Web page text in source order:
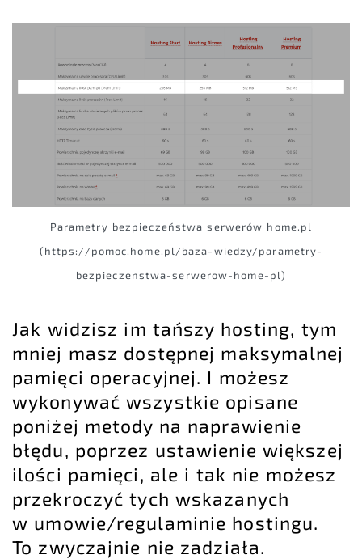
Parametry bezpieczeństwa serwerów home.pl
(https://pomoc.home.pl/baza-wiedzy/parametry-
bezpieczenstwa-serwerow-home-pl)
Jak widzisz im tańszy hosting, tym
mniej masz dostępnej maksymalnej
pamięci operacyjnej. I możesz
wykonywać wszystkie opisane
poniżej metody na naprawienie
błędu, poprzez ustawienie większej
ilości pamięci, ale i tak nie możesz
przekroczyć tych wskazanych
w umowie/regulaminie hostingu.
To zwyczajnie nie zadziała.